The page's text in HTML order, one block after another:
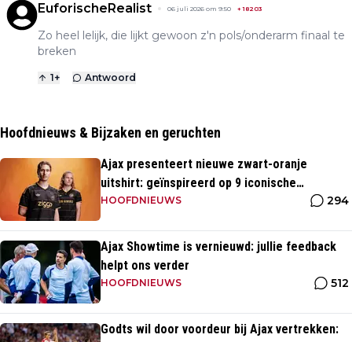
EuforischeRealist 06 juli 2026 om 9:50 +18203
Zo heel lelijk, die lijkt gewoon z'n pols/onderarm finaal te
breken
1+ Antwoord
Hoofdnieuws & Bijzaken en geruchten
Ajax presenteert nieuwe zwart-oranje
uitshirt: geïnspireerd op 9 iconische
momenten uit clubhistorie
HOOFDNIEUWS 294
Ajax Showtime is vernieuwd: jullie feedback
helpt ons verder
HOOFDNIEUWS 512
Godts wil door voordeur bij Ajax vertrekken: